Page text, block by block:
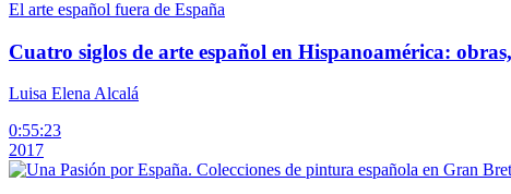
El arte español fuera de España
Cuatro siglos de arte español en Hispanoamérica:
Luisa Elena Alcalá
0:55:23
2017